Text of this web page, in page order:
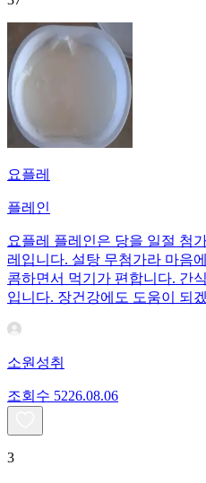
요플레
플레인
요플레 플레인은 당을 일절 첨
레입니다. 설탕 무첨가라 마음
콤하면서 먹기가 편합니다. 간
입니다. 장건강에도 도움이 되
소원성취
조회수 5226.08.06
3